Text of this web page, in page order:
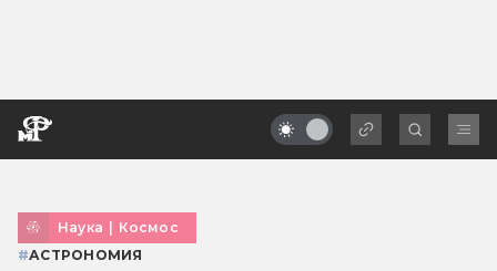
Наука | Космос
#АСТРОНОМИЯ